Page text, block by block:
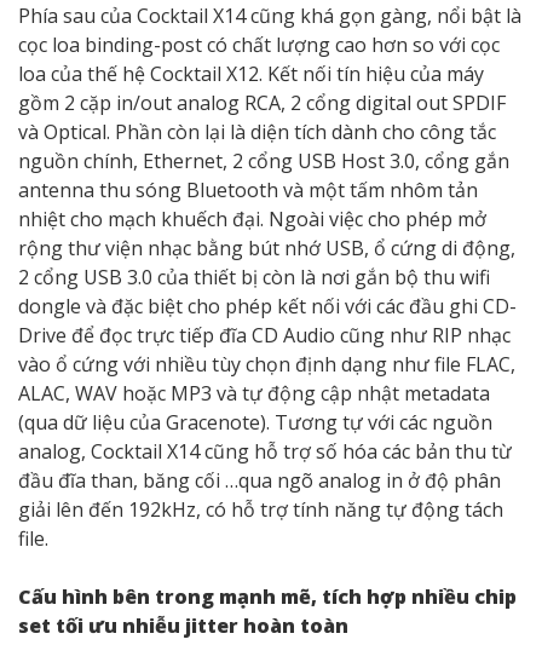
Phía sau của Cocktail X14 cũng khá gọn gàng, nổi bật là
cọc loa binding-post có chất lượng cao hơn so với cọc
loa của thế hệ Cocktail X12. Kết nối tín hiệu của máy
gồm 2 cặp in/out analog RCA, 2 cổng digital out SPDIF
và Optical. Phần còn lại là diện tích dành cho công tắc
nguồn chính, Ethernet, 2 cổng USB Host 3.0, cổng gắn
antenna thu sóng Bluetooth và một tấm nhôm tản
nhiệt cho mạch khuếch đại. Ngoài việc cho phép mở
rộng thư viện nhạc bằng bút nhớ USB, ổ cứng di động,
2 cổng USB 3.0 của thiết bị còn là nơi gắn bộ thu wifi
dongle và đặc biệt cho phép kết nối với các đầu ghi CD-
Drive để đọc trực tiếp đĩa CD Audio cũng như RIP nhạc
vào ổ cứng với nhiều tùy chọn định dạng như file FLAC,
ALAC, WAV hoặc MP3 và tự động cập nhật metadata
(qua dữ liệu của Gracenote). Tương tự với các nguồn
analog, Cocktail X14 cũng hỗ trợ số hóa các bản thu từ
đầu đĩa than, băng cối …qua ngõ analog in ở độ phân
giải lên đến 192kHz, có hỗ trợ tính năng tự động tách
file.
Cấu hình bên trong mạnh mẽ, tích hợp nhiều chip
set tối ưu nhiễu jitter hoàn toàn